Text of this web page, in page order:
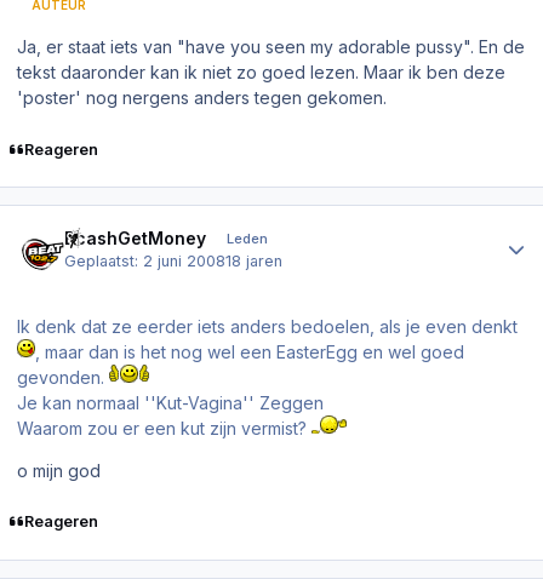
AUTEUR
Ja, er staat iets van "have you seen my adorable pussy". En de
tekst daaronder kan ik niet zo goed lezen. Maar ik ben deze
'poster' nog nergens anders tegen gekomen.
Reageren
BcashGetMoney Leden
Geplaatst: 2 juni 200818 jaren
Ik denk dat ze eerder iets anders bedoelen, als je even denkt
, maar dan is het nog wel een EasterEgg en wel goed
gevonden.
Je kan normaal ''Kut-Vagina'' Zeggen
Waarom zou er een kut zijn vermist?
o mijn god
Reageren